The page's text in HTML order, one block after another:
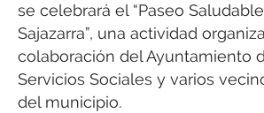
se celebrará el “Paseo
Sajazarra”, una actividad
colaboración del Ayuntamiento
Servicios Sociales y varios
del municipio.